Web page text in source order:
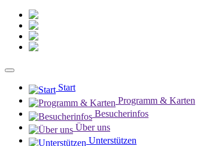
Start
Programm & Karten
Besucherinfos
Über uns
Unterstützen